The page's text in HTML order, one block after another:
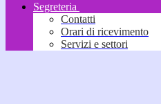
Segreteria
Contatti
Orari di ricevimento
Servizi e settori